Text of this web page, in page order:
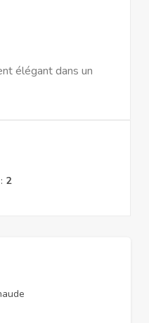
élégant dans un
2